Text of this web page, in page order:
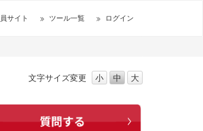
サイト ツール一覧 ログイン
文字サイズ変更 小 中 大